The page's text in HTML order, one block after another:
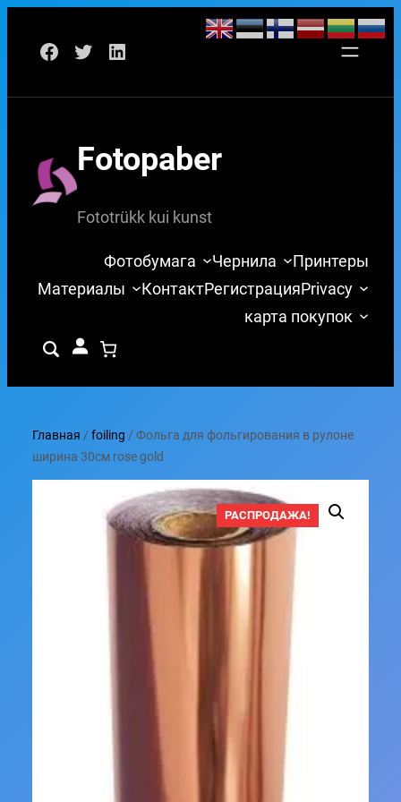
Facebook
TwitterLinkedIn
Fotopaber
Fototrükk kui kunst
Фотобумага Чернила
Принтеры
Материалы
КонтактРегистрацияPrivacy
карта покупок
Главная /foiling / Фольга для фольгирования в рулоне
ширина 30см rose gold
РАСПРОДАЖА!